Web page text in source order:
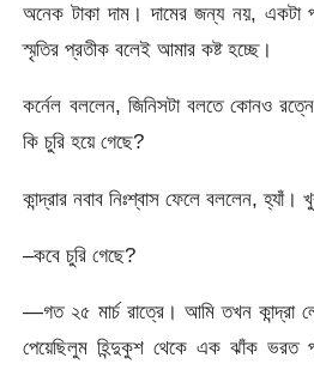
অনেক টাকা দাম। দামের জন্য নয়, একটা
স্মৃতির প্রতীক বলেই আমার কষ্ট হচ্ছে।
কর্নেল বললেন, জিনিসটা বলতে কোনও
কি চুরি হয়ে গেছে?
কান্দ্রার নবাব নিঃশ্বাস ফেলে বললেন, হ্যাঁ।
–কবে চুরি গেছে?
—গত ২৫ মার্চ রাত্রে। আমি তখন কান্দ্রা
পেয়েছিলুম হিন্দুকুশ থেকে এক ঝাঁক ভরত